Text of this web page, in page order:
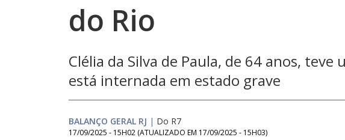
do Rio
Clélia da Silva de Paula, de 64 anos,
está internada em estado grave
BALANÇO GERAL RJ | Do R7
17/09/2025 - 15H02 (ATUALIZADO EM 17/09/2025 - 15H03)